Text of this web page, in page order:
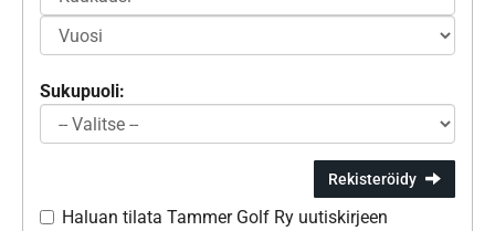
Sukupuoli:
Rekisteröidy
Haluan tilata Tammer Golf Ry uutiskirjeen